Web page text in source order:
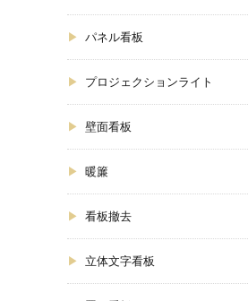
パネル看板
プロジェクションライト
壁面看板
暖簾
看板撤去
立体文字看板